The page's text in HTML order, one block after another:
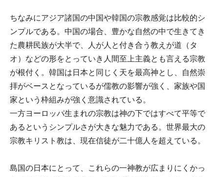
ちなみにアジア諸国の中国や韓国の宗教感覚は比較的シ
ンプルである。中国の場合、豊かな自然の中で生きてき
た農耕民族が大半で、人が人と付き合う教えが道（タ
オ）などの形をとっていき人間至上主義とも言える宗教
が根付く。韓国は日本と同じく天を最高神とし、自然崇
拝がベースとなっているが儒教の影響が強く、家族や国
家という枠組みが強く意識されている。
一方ヨーロッパ生まれの宗教は神の下ではすべて平等で
あるというシンプルさが大きな魅力である。世界最大の
宗教キリスト教は、現在信徒が二十億人を超えている。
島国の日本にとって、これらの一神教が広まりにくかっ